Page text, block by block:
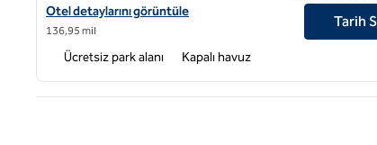
Conrad Riyadh Laysen Vadisi için otel detaylarını görüntüleyin
Otel detaylarını görüntüle
136,95 mil
Tarih
Ücretsiz park alanı Kapalı havuz